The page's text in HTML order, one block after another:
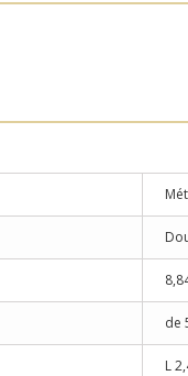
de
L